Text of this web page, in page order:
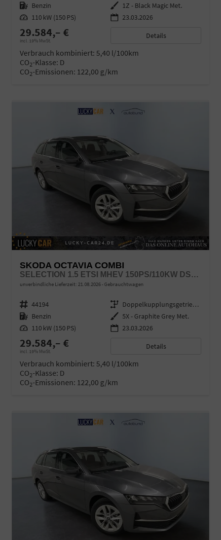
Kraftstoff Benzin Außenfarbe 1Z - Black Magic Met.
Leistung 110 kW (150 PS) 23.03.2026
29.584,– €
incl. 19% MwSt.
Details
Verbrauch kombiniert: 5,40 l/100km
CO2-Klasse: D
CO2-Emissionen: 122,00 g/km
SKODA OCTAVIA COMBI
SELECTION 1.5 ETSI MHEV 150PS/110KW DSG7 2026 +AHK+3-ZONE+RFK+KESSY+EL.HECK+BHZ. LENKRAD
unverbindliche Lieferzeit: 21.08.2026 Gebrauchtwagen
Fahrzeugnr. 44194 Getriebe
Doppelkupplungsgetriebe (DSG)
Kraftstoff Benzin Außenfarbe 5X - Graphite Grey Met.
Leistung 110 kW (150 PS) 23.03.2026
29.584,– €
incl. 19% MwSt.
Details
Verbrauch kombiniert: 5,40 l/100km
CO2-Klasse: D
CO2-Emissionen: 122,00 g/km